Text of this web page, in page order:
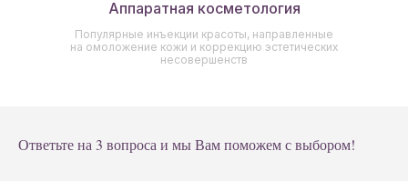
Аппаратная косметология
Популярные инъекции красоты, направленные
на омоложение кожи и коррекцию эстетических
несовершенств
Ответьте на 3 вопроса и мы Вам поможем с выбором!